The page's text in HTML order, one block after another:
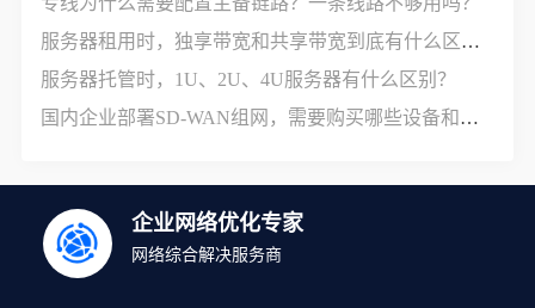
服务器租用时，独享带宽和共享带宽到底有什么区别？
服务器托管时，1U、2U、4U服务器有什么区别？
国内企业部署SD-WAN组网，需要购买哪些设备和服务？
企业网络优化专家
网络综合解决服务商